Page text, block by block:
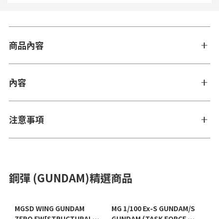
商品內容
內容
注意事項
鋼彈 (GUNDAM)精選商品
MGSD WING GUNDAM
MG 1/100 Ex-S GUNDAM/S